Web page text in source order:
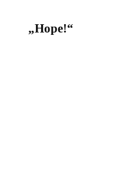
„Hope!“